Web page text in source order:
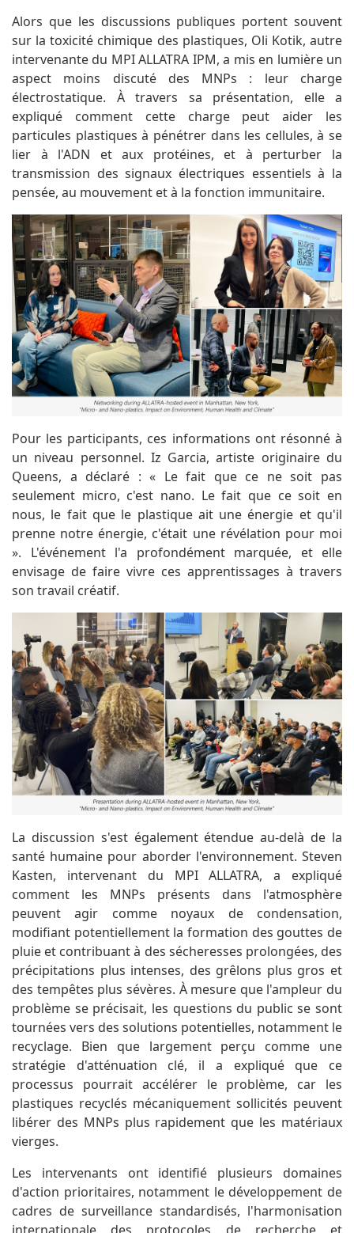
Alors que les discussions publiques portent souvent
sur la toxicité chimique des plastiques, Oli Kotik, autre
intervenante du MPI ALLATRA IPM, a mis en lumière un
aspect moins discuté des MNPs : leur charge
électrostatique. À travers sa présentation, elle a
expliqué comment cette charge peut aider les
particules plastiques à pénétrer dans les cellules, à se
lier à l'ADN et aux protéines, et à perturber la
transmission des signaux électriques essentiels à la
pensée, au mouvement et à la fonction immunitaire.
Pour les participants, ces informations ont résonné à
un niveau personnel. Iz Garcia, artiste originaire du
Queens, a déclaré : « Le fait que ce ne soit pas
seulement micro, c'est nano. Le fait que ce soit en
nous, le fait que le plastique ait une énergie et qu'il
prenne notre énergie, c'était une révélation pour moi
». L'événement l'a profondément marquée, et elle
envisage de faire vivre ces apprentissages à travers
son travail créatif.
La discussion s'est également étendue au-delà de la
santé humaine pour aborder l'environnement. Steven
Kasten, intervenant du MPI ALLATRA, a expliqué
comment les MNPs présents dans l'atmosphère
peuvent agir comme noyaux de condensation,
modifiant potentiellement la formation des gouttes de
pluie et contribuant à des sécheresses prolongées, des
précipitations plus intenses, des grêlons plus gros et
des tempêtes plus sévères. À mesure que l'ampleur du
problème se précisait, les questions du public se sont
tournées vers des solutions potentielles, notamment le
recyclage. Bien que largement perçu comme une
stratégie d'atténuation clé, il a expliqué que ce
processus pourrait accélérer le problème, car les
plastiques recyclés mécaniquement sollicités peuvent
libérer des MNPs plus rapidement que les matériaux
vierges.
Les intervenants ont identifié plusieurs domaines
d'action prioritaires, notamment le développement de
cadres de surveillance standardisés, l'harmonisation